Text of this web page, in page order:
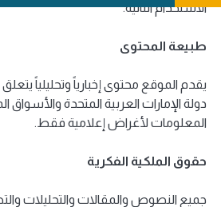
الاستخدام التالية.
طبيعة المحتوى
يقدم الموقع محتوى إخبارياً وتحليلياً
دولة الإمارات العربية المتحدة والأسواق
المعلومات لأغراض إعلامية فقط.
حقوق الملكية الفكرية
جميع النصوص والمقالات والتحليلات